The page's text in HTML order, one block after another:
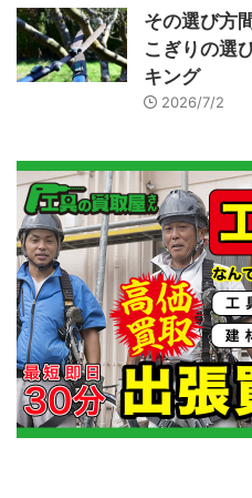
その選び方
こぎりの選
キング
2026/7/2